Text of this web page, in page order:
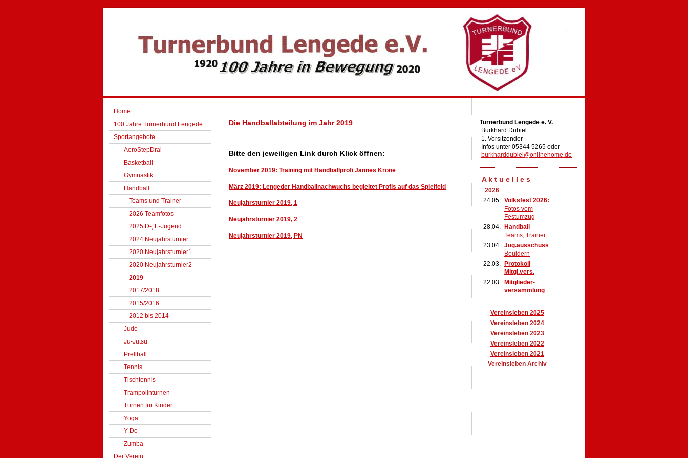
Home
100 Jahre Turnerbund Lengede
Sportangebote
AeroStepDral
Basketball
Gymnastik
Handball
Teams und Trainer
2026 Teamfotos
2025 D-, E-Jugend
2024 Neujahrsturnier
2020 Neujahrsturnier1
2020 Neujahrsturnier2
2019
2017/2018
2015/2016
2012 bis 2014
Judo
Ju-Jutsu
Prellball
Tennis
Tischtennis
Trampolinturnen
Turnen für Kinder
Yoga
Y-Do
Zumba
Der Verein
Die Handballabteilung im Jahr 2019
Bitte den jeweiligen Link durch Klick öffnen:
November 2019: Training mit Handballprofi Jannes Krone
März 2019: Lengeder Handballnachwuchs begleitet Profis auf das Spielfeld
Neujahrsturnier 2019, 1
Neujahrsturnier 2019, 2
Neujahrsturnier 2019, PN
Turnerbund Lengede e. V.
Burkhard Dubiel
1. Vorsitzender
Infos unter 05344 5265 oder
burkharddubiel@onlinehome.de
A k t u e l l e s
2026
24.05. Volksfest 2026:
Fotos vom
Festumzug
28.04.
Handball
Teams, Trainer
23.04. Jug.ausschuss
Bouldern
22.03.
Protokoll
Mitgl.vers.
22.03.
Mitglieder-
versammlung
......................................................................
Vereinsleben 2025
Vereinsleben 2024
Vereinsleben 2023
Vereinsleben 2022
Vereinsleben 2021
Vereinsleben Archiv